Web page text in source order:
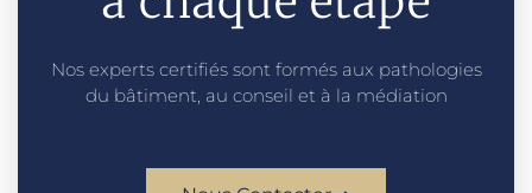
Nos experts certifiés sont formés aux pathologies
du bâtiment, au conseil et à la médiation